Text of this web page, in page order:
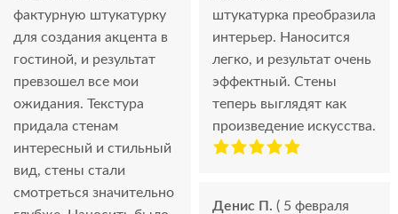
фактурную штукатурку
для создания акцента в
гостиной, и результат
превзошел все мои
ожидания. Текстура
придала стенам
интересный и стильный
вид, стены стали
смотреться значительно
штукатурка преобразила
интерьер. Наносится
легко, и результат очень
эффектный. Стены
теперь выглядят как
произведение искусства.
Денис П. ( 5 февраля